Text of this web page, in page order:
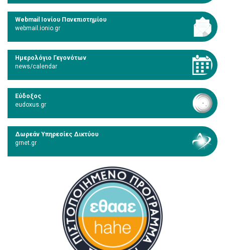
Webmail Ιονίου Πανεπιστημίου
webmail.ionio.gr
Ημερολόγιο Γεγονότων
news/calendar
Εύδοξος
eudoxus.gr
Δωρεάν Υπηρεσίες Δικτύου
grnet.gr